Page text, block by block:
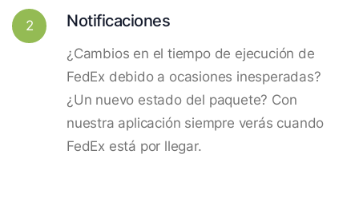
2 Notificaciones
¿Cambios en el tiempo de ejecución de
FedEx debido a ocasiones inesperadas?
¿Un nuevo estado del paquete? Con
nuestra aplicación siempre verás cuando
FedEx está por llegar.